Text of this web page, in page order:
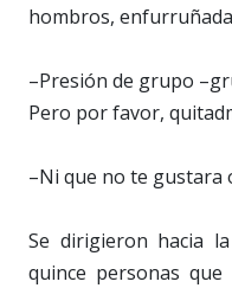
hombros,
–Presión de grupo
Pero por favor,
–Ni que no te gustara
Se dirigieron hacia
quince personas